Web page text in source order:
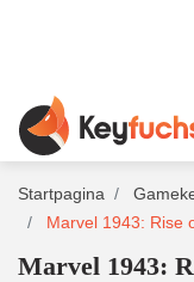
Startpagina
Marvel 1943: Rise
Marvel 1943: